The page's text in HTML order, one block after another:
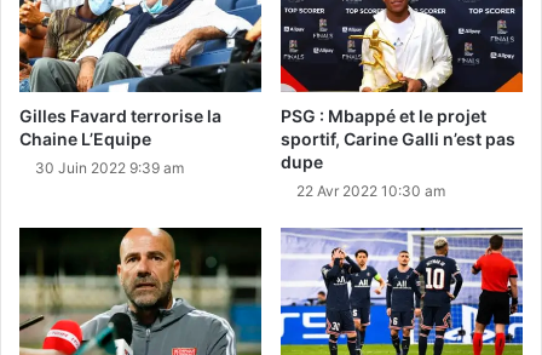
Gilles Favard terrorise la
Chaine L’Equipe
30 Juin 2022 9:39 am
PSG : Mbappé et le projet
sportif, Carine Galli n’est pas
dupe
22 Avr 2022 10:30 am